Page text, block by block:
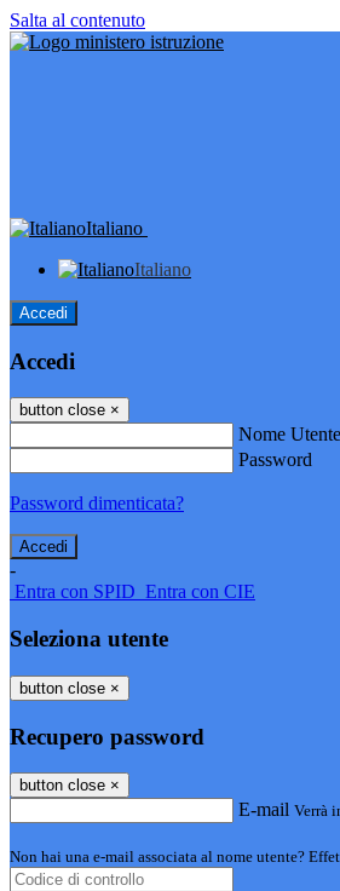
Salta al contenuto
Italiano
Italiano
Accedi
Accedi
button close ×
Nome Utente
Password
Password dimenticata?
-
Entra con SPID Entra con CIE
Seleziona utente
button close ×
Recupero password
button close ×
E-mail Verrà
Non hai una e-mail associata al nome utente?